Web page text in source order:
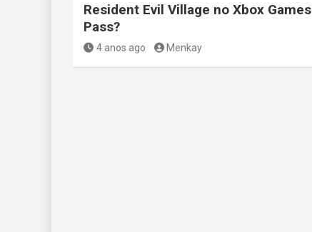
Resident Evil Village no Xbox Games
Pass?
4 anos ago Menkay